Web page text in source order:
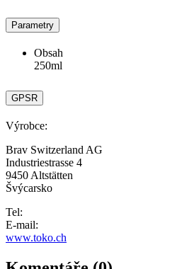
Parametry
Obsah
250ml
GPSR
Výrobce:
Brav Switzerland AG
Industriestrasse 4
9450 Altstätten
Švýcarsko
Tel:
E-mail:
www.toko.ch